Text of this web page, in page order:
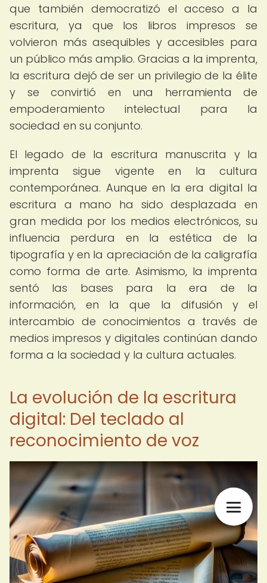
que también democratizó el acceso a la
escritura, ya que los libros impresos se
volvieron más asequibles y accesibles para
un público más amplio. Gracias a la imprenta,
la escritura dejó de ser un privilegio de la élite
y se convirtió en una herramienta de
empoderamiento intelectual para la
sociedad en su conjunto.
El legado de la escritura manuscrita y la
imprenta sigue vigente en la cultura
contemporánea. Aunque en la era digital la
escritura a mano ha sido desplazada en
gran medida por los medios electrónicos, su
influencia perdura en la estética de la
tipografía y en la apreciación de la caligrafía
como forma de arte. Asimismo, la imprenta
sentó las bases para la era de la
información, en la que la difusión y el
intercambio de conocimientos a través de
medios impresos y digitales continúan dando
forma a la sociedad y la cultura actuales.
La evolución de la escritura
digital: Del teclado al
reconocimiento de voz